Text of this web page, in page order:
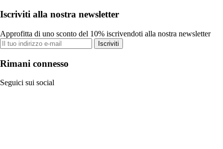
Iscriviti alla nostra newsletter
Approfitta di uno sconto del 10% iscrivendoti alla nostra newsletter
Iscriviti
Rimani connesso
Seguici sui social